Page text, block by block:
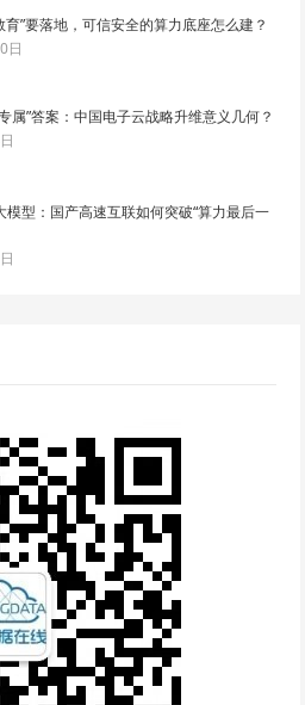
育”要落地，可信安全的算力底座怎么建？
日
属”答案：中国电子云战略升维意义几何？
模型：国产高速互联如何突破“算力最后一